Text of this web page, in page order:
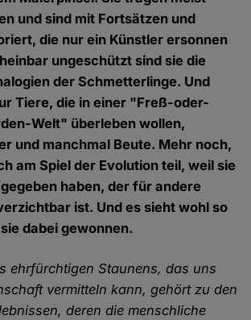
und sind mit Fortsätzen und
die nur ein Künstler ersonnen
ungeschützt sind sie die
der Schmetterlinge. Und
Tiere, die in einer "Freß-oder-
Welt" überleben wollen,
und manchmal Beute. Mehr noch,
am Spiel der Evolution teil, weil sie
haben, der für andere
ist. Und es sieht wohl so
dabei gewonnen.
ehrfürchtigen Staunens, das uns
vermitteln kann, gehört zu den
deren die menschliche